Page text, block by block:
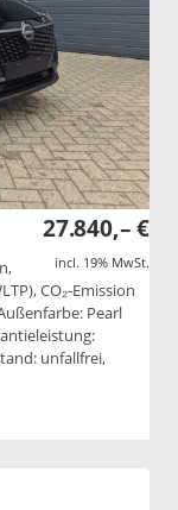
27.840,– €
incl. 19% MwSt.
CO₂-Emission
Pearl
unfallfrei,